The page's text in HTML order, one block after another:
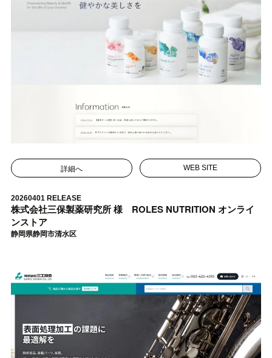
詳細へ WEB SITE
20260401 RELEASE
株式会社三保製薬研究所 様 ROLES NUTRITION オンライ
ンストア
静岡県静岡市清水区